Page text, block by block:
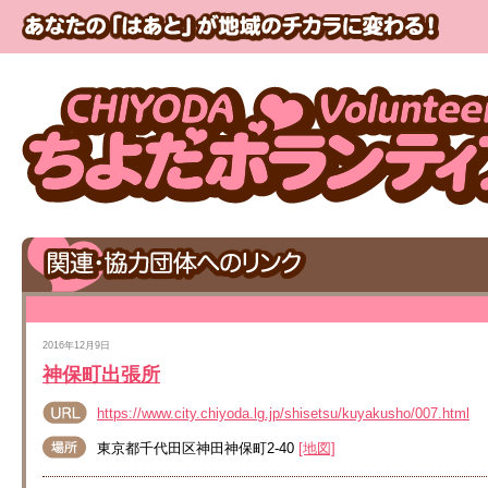
2016年12月9日
神保町出張所
https://www.city.chiyoda.lg.jp/shisetsu/kuyakusho/007.html
東京都千代田区神田神保町2-40 [地図]